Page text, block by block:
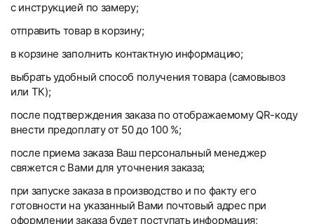
с инструкцией по замеру;
отправить товар в корзину;
в корзине заполнить контактную информацию;
выбрать удобный способ получения товара (самовывоз
или ТК);
после подтверждения заказа по отображаемому QR-коду
внести предоплату от 50 до 100 %;
после приема заказа Ваш персональный менеджер
свяжется с Вами для уточнения заказа;
при запуске заказа в производство и по факту его
готовности на указанный Вами почтовый адрес при
оформлении заказа будет поступать информация;